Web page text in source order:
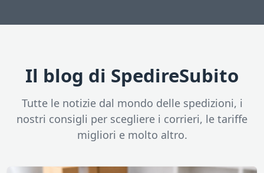
Il blog di SpedireSubito
Tutte le notizie dal mondo delle spedizioni, i
nostri consigli per scegliere i corrieri, le tariffe
migliori e molto altro.